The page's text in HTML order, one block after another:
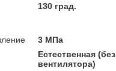
130 град.
3 МПа
Естественная (без
вентилятора)